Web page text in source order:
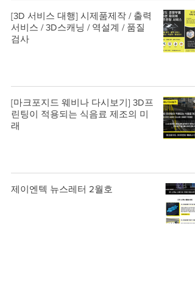
[3D 서비스 대행] 시제품제작 / 출력
서비스 / 3D스캐닝 / 역설계 / 품질
검사
[마크포지드 웨비나 다시보기] 3D프
린팅이 적용되는 식음료 제조의 미
래
제이엔텍 뉴스레터 2월호